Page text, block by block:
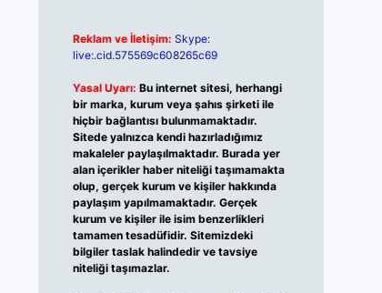
Reklam ve İletişim: Skype:
live:.cid.575569c608265c69
Yasal Uyarı: Bu internet sitesi, herhangi
bir marka, kurum veya şahıs şirketi ile
hiçbir bağlantısı bulunmamaktadır.
Sitede yalnızca kendi hazırladığımız
makaleler paylaşılmaktadır. Burada yer
alan içerikler haber niteliği taşımamakta
olup, gerçek kurum ve kişiler hakkında
paylaşım yapılmamaktadır. Gerçek
kurum ve kişiler ile isim benzerlikleri
tamamen tesadüfidir. Sitemizdeki
bilgiler taslak halindedir ve tavsiye
niteliği taşımazlar.